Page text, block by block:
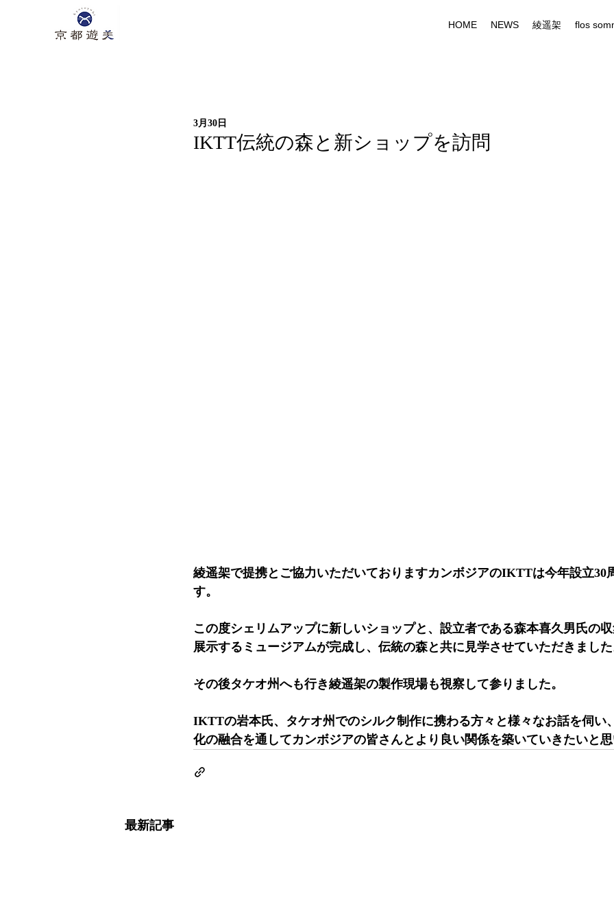
HOME NEWS 綾遥架 flos
IKTT伝統の森と新ショップを訪問
3月30日
綾遥架で提携とご協力いただいておりますカンボジアのIKTTは今年設立30
す。
この度シェリムアップに新しいショップと、設立者である森本喜久男氏の
展示するミュージアムが完成し、伝統の森と共に見学させていただきました
その後タケオ州へも行き綾遥架の製作現場も視察して参りました。
IKTTの岩本氏、タケオ州でのシルク制作に携わる方々と様々なお話を伺い
化の融合を通してカンボジアの皆さんとより良い関係を築いていきたいと思
最新記事